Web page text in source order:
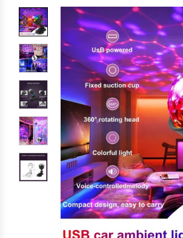
Accessoires
Accessoires Auto/Moto
Accessoires PC
Camping & Randonnée
Cuisine
Décoration
Electroménager
Électronique
Jouets
Maison